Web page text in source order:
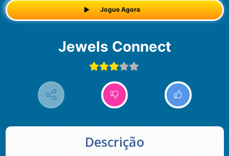
Jogue Agora
Jewels Connect
Descrição